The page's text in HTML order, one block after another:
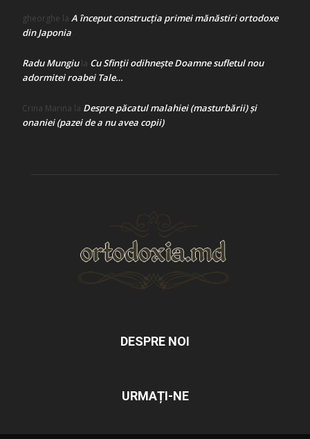
gheorghe la A început construcţia primei mănăstiri ortodoxe
din Japonia
Radu Mungiula Cu Sfinții odihnește Doamne sufletul nou
adormitei roabei Tale…
Crina Marina la Despre păcatul malahiei (masturbării) şi
onaniei (pazei de a nu avea copii)
DESPRE NOI
URMAȚI-NE